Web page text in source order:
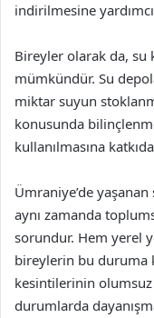
indirilmesine
Bireyler olarak da, su
mümkündür. Su
miktar suyun
konusunda
kullanılmasına
Ümraniye’de
aynı zamanda
sorundur. Hem yerel
bireylerin bu duruma
kesintilerinin
durumlarda